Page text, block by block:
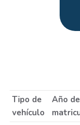
Tipo de
vehículo
Año de